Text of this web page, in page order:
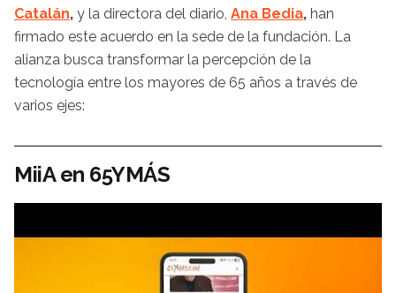
Catalán, y la directora del diario, Ana Bedia, han
firmado este acuerdo en la sede de la fundación. La
alianza busca transformar la percepción de la
tecnología entre los mayores de 65 años a través de
varios ejes:
MiiA en 65YMÁS